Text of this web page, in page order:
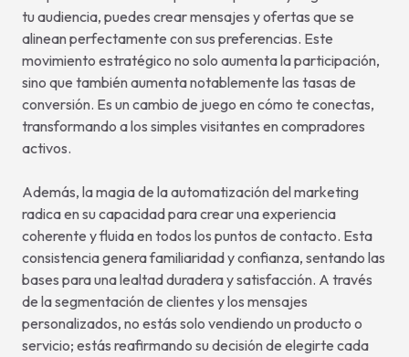
tu audiencia, puedes crear mensajes y ofertas que se
alinean perfectamente con sus preferencias. Este
movimiento estratégico no solo aumenta la participación,
sino que también aumenta notablemente las tasas de
conversión. Es un cambio de juego en cómo te conectas,
transformando a los simples visitantes en compradores
activos.
Además, la magia de la automatización del marketing
radica en su capacidad para crear una experiencia
coherente y fluida en todos los puntos de contacto. Esta
consistencia genera familiaridad y confianza, sentando las
bases para una lealtad duradera y satisfacción. A través
de la segmentación de clientes y los mensajes
personalizados, no estás solo vendiendo un producto o
servicio; estás reafirmando su decisión de elegirte cada